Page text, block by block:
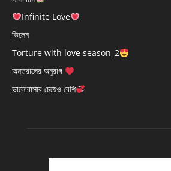
Infinite Love
ভিলেন
Torture with love season_2
অন্তরালের অনুরাগ
ভালোবাসার চেয়েও বেশি